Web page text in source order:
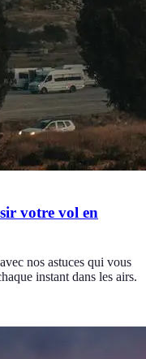
votre vol en
nos astuces qui vous
instant dans les airs.